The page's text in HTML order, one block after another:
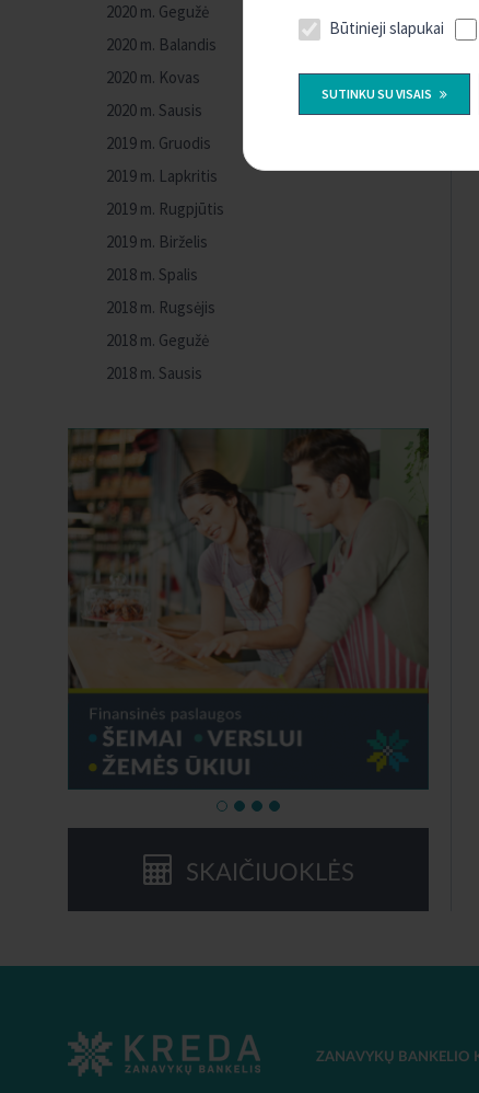
Būtinieji slapukai
SUTINKU SU VISAIS
2020 m. Gegužė
2020 m. Balandis
2020 m. Kovas
2020 m. Sausis
2019 m. Gruodis
2019 m. Lapkritis
2019 m. Rugpjūtis
2019 m. Birželis
2018 m. Spalis
2018 m. Rugsėjis
2018 m. Gegužė
2018 m. Sausis
SKAIČIUOKLĖS
ZANAVYKŲ BANKELIO